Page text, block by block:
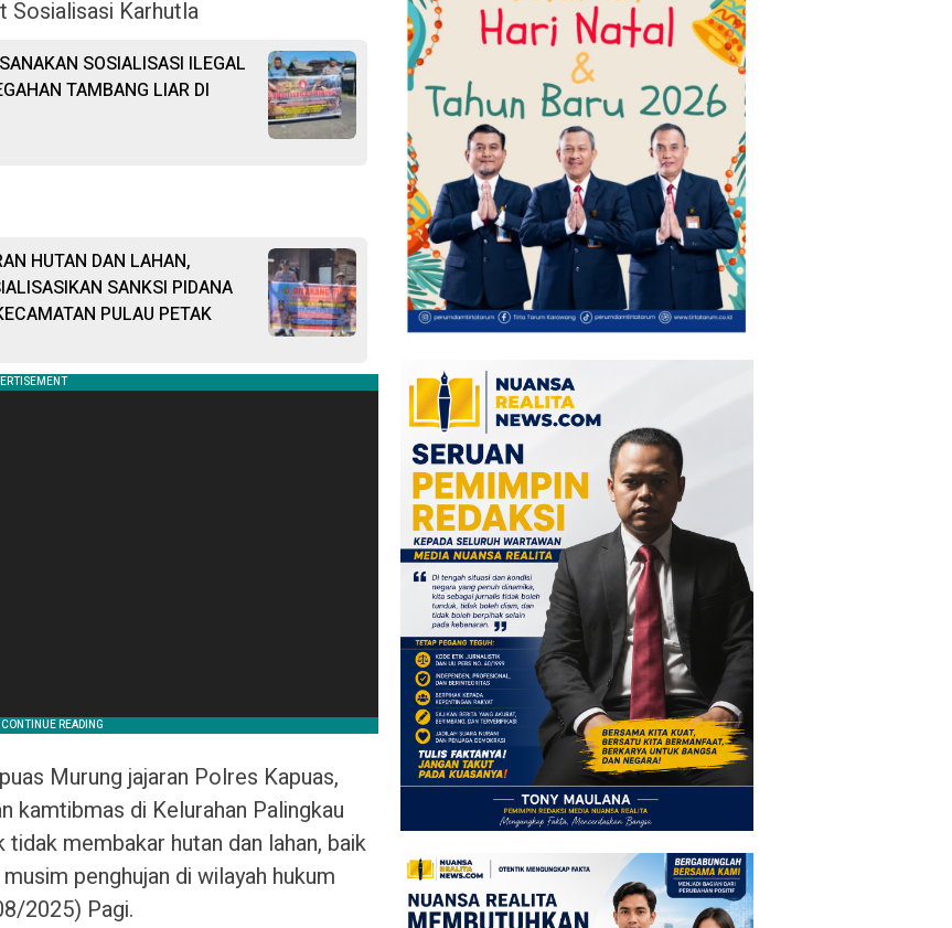
Sosialisasi Karhutla
SOSIALISASI ILEGAL
TAMBANG LIAR DI
HUTAN DAN LAHAN,
SANKSI PIDANA
PULAU PETAK
Murung jajaran Polres Kapuas,
kamtibmas di Kelurahan Palingkau
membakar hutan dan lahan, baik
penghujan di wilayah hukum
2025) Pagi.